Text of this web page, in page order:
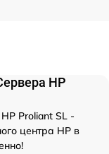
HP
Proliant SL -
центра HP в